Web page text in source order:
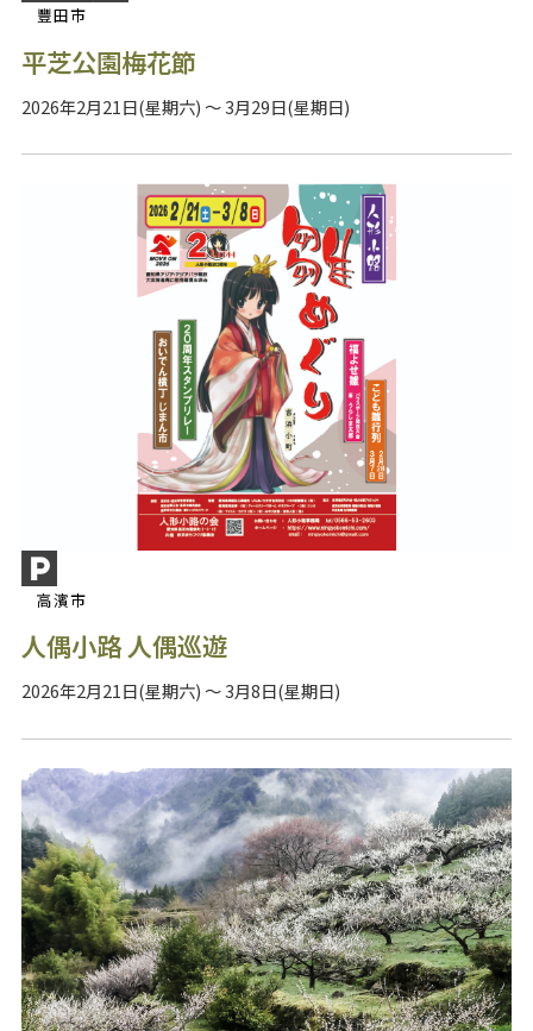
豐田市
平芝公園梅花節
2026年2月21日(星期六) ～ 3月29日(星期日)
高濱市
人偶小路 人偶巡遊
2026年2月21日(星期六) ～ 3月8日(星期日)